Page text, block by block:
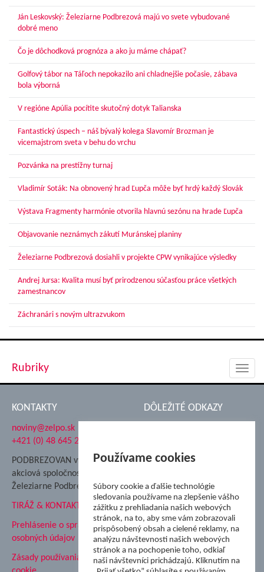
Ján Leskovský: Železiarne Podbrezová majú vo svete vybudované
dobré meno
Čo je dôchodková prognóza a ako ju máme chápať?
Golfový tábor na Táľoch nepokazilo ani chladnejšie počasie, zábava
bola výborná
V regióne Apúlia pocítite skutočný dotyk Talianska
Fantastický úspech – náš bývalý kolega Slavomír Brozman je
vicemajstrom sveta v behu do vrchu
Pozvánka na prestížny turnaj
Vladimír Soták: Na obnovený hrad Ľupča môže byť hrdý každý Slovák
Výstava Fragmenty harmónie otvorila hlavnú sezónu na hrade Ľupča
Objavovanie neznámych zákutí Muránskej planiny
Železiarne Podbrezová dosiahli v projekte CPW vynikajúce výsledky
Andrej Jursa: Kvalita musí byť prirodzenou súčasťou práce všetkých
zamestnancov
Záchranári s novým ultrazvukom
Rubriky
KONTAKTY
noviny@zelpo.sk
+421 (0) 48 645 2711
PODBREZOVAN vydáva
akciová spoločnosť
Železiarne Podbrezová
TIRÁŽ & KONTAKT
Prehlásenie o spracovaní
osobných údajov
Zásady používania súborov
DÔLEŽITÉ ODKAZY
Nadácia Železiarne
ŽP Informatika s.r.o.
ŠK Železiarne Podbrezová
Tále a.s.
Používame cookies
Súbory cookie a ďalšie technológie
sledovania používame na zlepšenie vášho
zážitku z prehliadania našich webových
stránok, na to, aby sme vám zobrazovali
prispôsobený obsah a cielené reklamy, na
analýzu návštevnosti našich webových
stránok a na pochopenie toho, odkiaľ
naši návštevníci prichádzajú. Kliknutím na